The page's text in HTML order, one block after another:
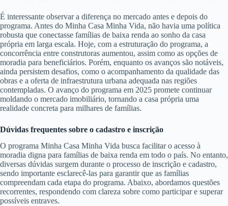
É interessante observar a diferença no mercado antes e depois do
programa. Antes do Minha Casa Minha Vida, não havia uma política
robusta que conectasse famílias de baixa renda ao sonho da casa
própria em larga escala. Hoje, com a estruturação do programa, a
concorrência entre construtoras aumentou, assim como as opções de
moradia para beneficiários. Porém, enquanto os avanços são notáveis,
ainda persistem desafios, como o acompanhamento da qualidade das
obras e a oferta de infraestrutura urbana adequada nas regiões
contempladas. O avanço do programa em 2025 promete continuar
moldando o mercado imobiliário, tornando a casa própria uma
realidade concreta para milhares de famílias.
Dúvidas frequentes sobre o cadastro e inscrição
O programa Minha Casa Minha Vida busca facilitar o acesso à
moradia digna para famílias de baixa renda em todo o país. No entanto,
diversas dúvidas surgem durante o processo de inscrição e cadastro,
sendo importante esclarecê-las para garantir que as famílias
compreendam cada etapa do programa. Abaixo, abordamos questões
recorrentes, respondendo com clareza sobre como participar e superar
possíveis entraves.